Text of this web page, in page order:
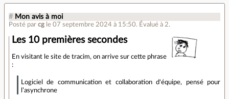
# Mon avis à moi
Posté par cg le 07 septembre 2024 à 15:50. Évalué à 2.
Les 10 premières secondes
En visitant le site de tracim, on arrive sur cette phrase
:
Logiciel de communication et collaboration d'équipe, pensé pour
l’asynchrone